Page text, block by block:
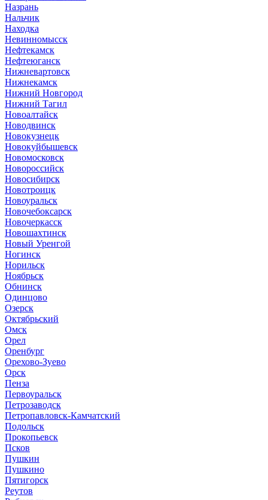
Назрань
Нальчик
Находка
Невинномысск
Нефтекамск
Нефтеюганск
Нижневартовск
Нижнекамск
Нижний Новгород
Нижний Тагил
Новоалтайск
Новодвинск
Новокузнецк
Новокуйбышевск
Новомосковск
Новороссийск
Новосибирск
Новотроицк
Новоуральск
Новочебоксарск
Новочеркасск
Новошахтинск
Новый Уренгой
Ногинск
Норильск
Ноябрьск
Обнинск
Одинцово
Озерск
Октябрьский
Омск
Орел
Оренбург
Орехово-Зуево
Орск
Пенза
Первоуральск
Петрозаводск
Петропавловск-Камчатский
Подольск
Прокопьевск
Псков
Пушкин
Пушкино
Пятигорск
Реутов